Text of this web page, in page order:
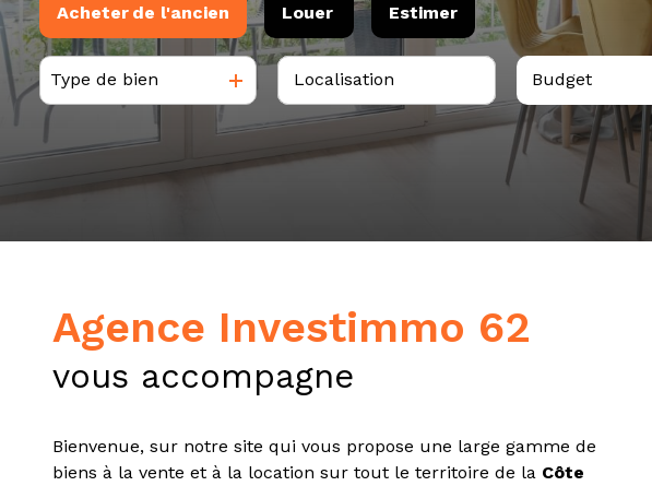
tarif
estimation
Acheter de l'ancien
De l'ancien
De l'immo pro
Louer
à l'année
De l'immo pro
Estimer
Type de bien Budget
Agence Investimmo 62
vous accompagne
Bienvenue, sur notre site qui vous propose une large gamme de
biens à la vente et à la location sur tout le territoire de la Côte